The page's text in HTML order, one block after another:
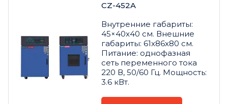
CZ-452A
Внутренние габариты:
45×40x40 см. Внешние
габариты: 61x86x80 см.
Питание: однофазная
сеть переменного тока
220 В, 50/60 Гц. Мощность:
3.6 кВт.